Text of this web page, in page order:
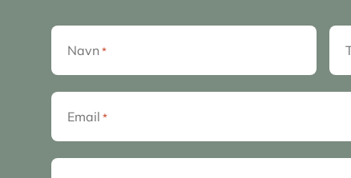
Navn *
Email *